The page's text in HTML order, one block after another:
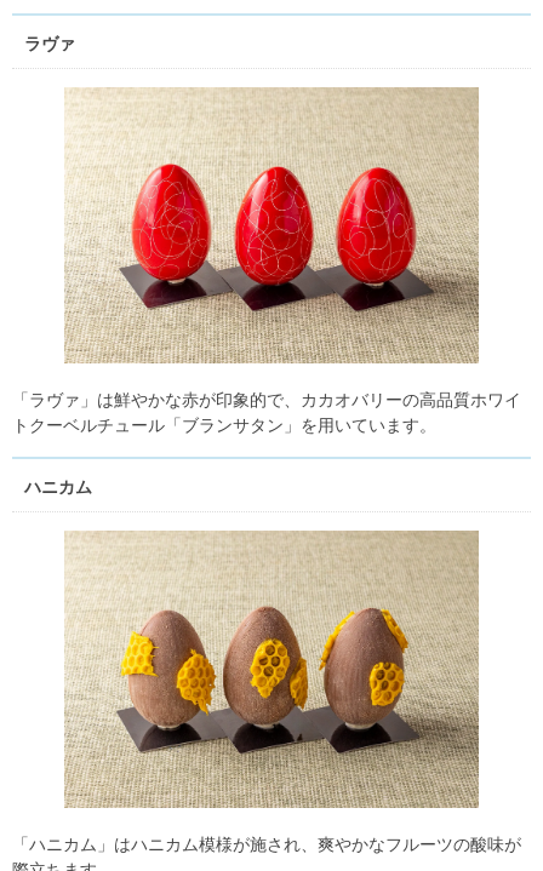
ラヴァ
「ラヴァ」は鮮やかな赤が印象的で、カカオバリーの高品質ホワイ
トクーベルチュール「ブランサタン」を用いています。
ハニカム
「ハニカム」はハニカム模様が施され、爽やかなフルーツの酸味が